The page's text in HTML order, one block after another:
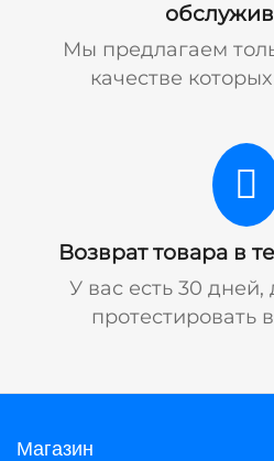
Мы предлагаем
качестве
Возврат товара в
У вас есть 30 дней,
протестировать
Магазин